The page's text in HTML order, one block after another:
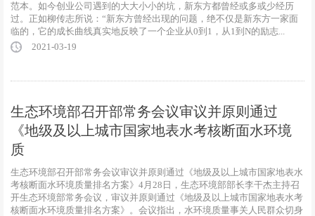
范本。如今创业公司遇到的大大小小的坑，新东方都曾经或多或少经历
过。正如柳传志所说：“新东方曾经出现的问题，绝不仅是新东方一家面
临的，它的成长曲线真实地反映了一个企业从0到1，从1到N的励志...
2021-03-19
生态环境部召开部常务会议审议并原则通过
《地级及以上城市国家地表水考核断面水环境
质
生态环境部召开部常务会议审议并原则通过《地级及以上城市国家地表水
考核断面水环境质量排名方案》4月28日，生态环境部部长李干杰主持召
开生态环境部常务会议，审议并原则通过《地级及以上城市国家地表水考
核断面水环境质量排名方案》。会议指出，水环境质量事关人民群众切身